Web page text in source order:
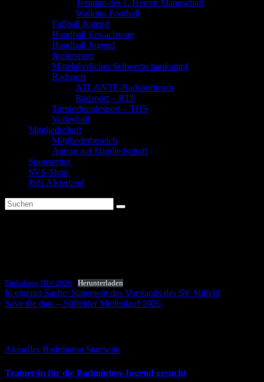
Termine der 1. Herren Mannschaft
Walking Football
Fußball Jugend
Handball Erwachsene
Handball Jugend
Juniorsport
Mittelalterlicher Schwertschaukampf
Radsport
ATLANTE-Radsportteam
Radsport – RTF
Turnierhundesport – THS
Volleyball
Mitgliedschaft
Mitgliederbereich
Antrag auf Mitgliedschaft
Sponsoring
SVS-Shop
JSG Alsterland
Einladung JHV 2026 Herunterladen
Beitragsnavigation
In eigener Sache: Statement des Vorstands des SV Sülfeld
Save the date – Sülfelder Meilenlauf 2026
Aktuelles Badminton Startseite
Trainer/in für die Badminton-Jugend gesucht